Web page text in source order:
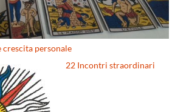
crescita personale
22 Incontri straordinari